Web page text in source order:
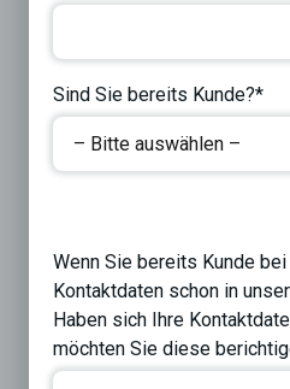
Sind Sie bereits Kunde?*
Wenn Sie bereits Kunde
Kontaktdaten schon in
Haben sich Ihre
möchten Sie diese